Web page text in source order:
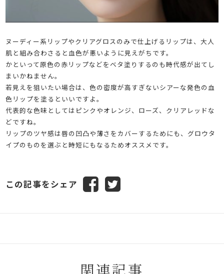
ヌーディー系リップやクリアグロスのみで仕上げるリップは、大人
肌と組み合わさると血色が悪いように見えがちです。
かといって原色の赤リップなどをベタ塗りするのも時代感が出てし
まいかねません。
若見えを狙いたい場合は、色の密度が高すぎないシアーな発色の血
色リップを塗るといいですよ。
代表的な色味としてはピンクやオレンジ、ローズ、クリアレッドな
どですね。
リップのツヤ感は唇の凹凸や薄さをカバーするためにも、グロウタ
イプのものを選ぶと時短にもなるためオススメです。
この記事をシェア
関連記事